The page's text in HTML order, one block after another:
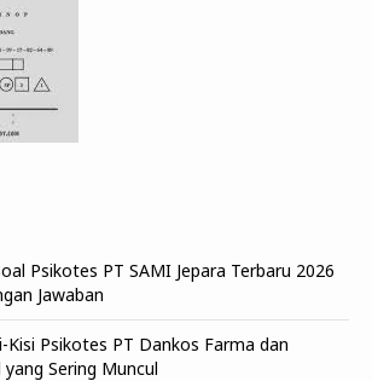
Psikotes PT SAMI Jepara Terbaru 2026
Jawaban
Kisi Psikotes PT Dankos Farma dan
Sering Muncul